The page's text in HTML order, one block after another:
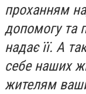
проханням
допомогу та
надає її. А
себе наших
жителям